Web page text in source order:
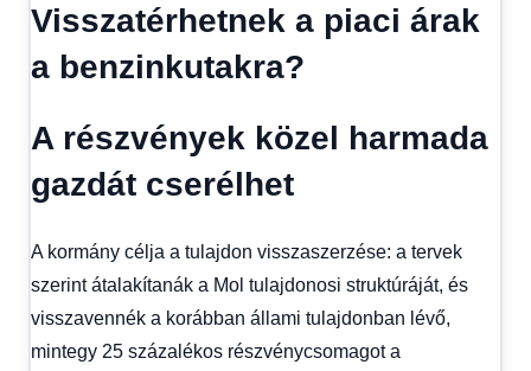
Visszatérhetnek a piaci árak
a benzinkutakra?
A részvények közel harmada
gazdát cserélhet
A kormány célja a tulajdon visszaszerzése: a tervek
szerint átalakítanák a Mol tulajdonosi struktúráját, és
visszavennék a korábban állami tulajdonban lévő,
mintegy 25 százalékos részvénycsomagot a